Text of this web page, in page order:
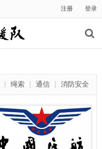
注册 登录
绳索 通信 消防安全
综合 航空 城搜